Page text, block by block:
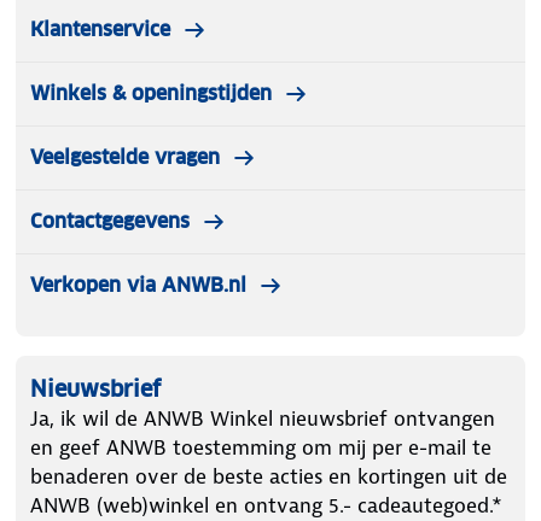
Klantenservice
Winkels & openingstijden
Veelgestelde vragen
Contactgegevens
Verkopen via ANWB.nl
Nieuwsbrief
Ja, ik wil de ANWB Winkel nieuwsbrief ontvangen
en geef ANWB toestemming om mij per e-mail te
benaderen over de beste acties en kortingen uit de
ANWB (web)winkel en ontvang 5.- cadeautegoed.*